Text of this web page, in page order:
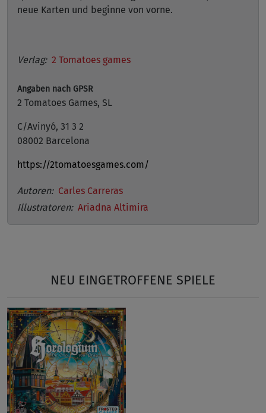
neue Karten und beginne von vorne.
Verlag: 2 Tomatoes games
Angaben nach GPSR
2 Tomatoes Games, SL
C/Avinyó, 31 3 2
08002 Barcelona
https://2tomatoesgames.com/
Autoren: Carles Carreras
Illustratoren: Ariadna Altimira
NEU EINGETROFFENE SPIELE